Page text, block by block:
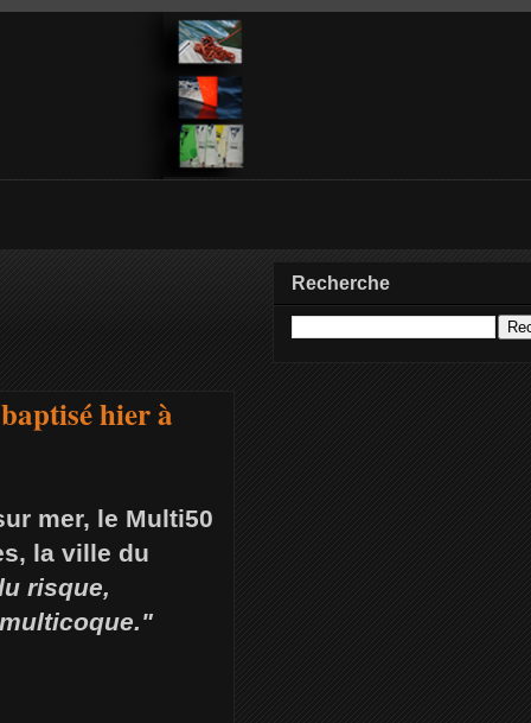
hier à
mer, le Multi50
la ville du
risque,
Recherche